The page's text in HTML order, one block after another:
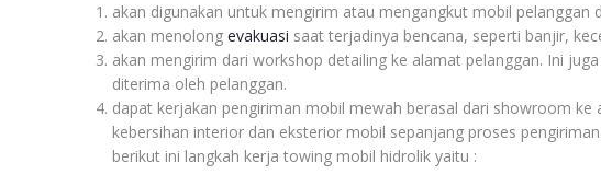
akan digunakan untuk mengirim atau mengangkut mobil pelanggan
akan menolong evakuasi saat terjadinya bencana, seperti banjir,
akan mengirim dari workshop detailing ke alamat pelanggan. Ini
diterima oleh pelanggan.
dapat kerjakan pengiriman mobil mewah berasal dari showroom
kebersihan interior dan eksterior mobil sepanjang proses pengiriman.
berikut ini langkah kerja towing mobil hidrolik yaitu :